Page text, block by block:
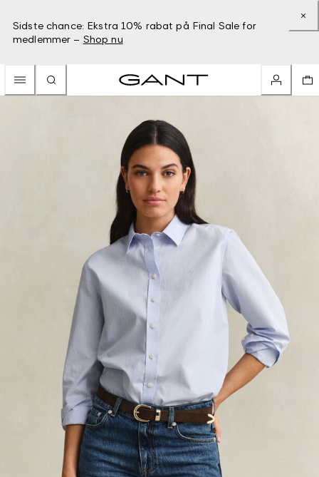
Sidste chance: Ekstra 10% rabat på Final Sale for
medlemmer – Shop nu